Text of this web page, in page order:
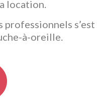
location.
professionnels s’est
à-oreille.